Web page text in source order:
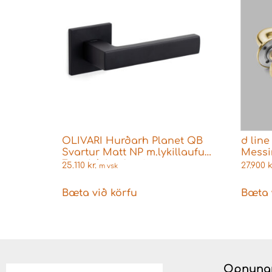
OLIVARI Hurðarh Planet QB
Svartur Matt NP m.lykillaufum
Fyrir Þýskar læsingar
25.110 kr. m vsk
Bæta við körfu
d line
27.900
Bæta